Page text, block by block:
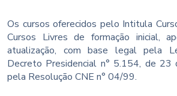
Os cursos oferecidos pelo Intitula
Cursos Livres de formação inicial,
atualização, com base legal pela
Decreto Presidencial n° 5.154, de
pela Resolução CNE n° 04/99.